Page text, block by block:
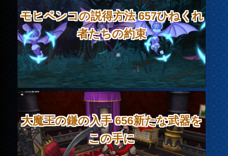
モヒペンコの説得方法 657ひねくれ
者たちの約束
大魔王の鎌の入手 656新たな武器を
この手に